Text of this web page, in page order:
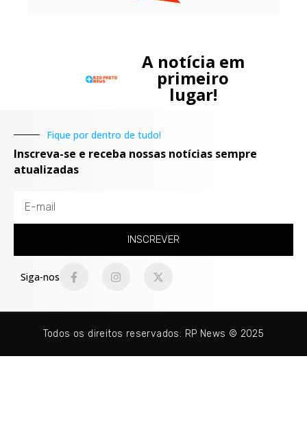
A notícia em
primeiro
lugar!
Fique por dentro de tudo!
Inscreva-se e receba nossas notícias sempre
atualizadas
INSCREVER
Siga-nos
Todos os direitos reservados. RP News © 2025